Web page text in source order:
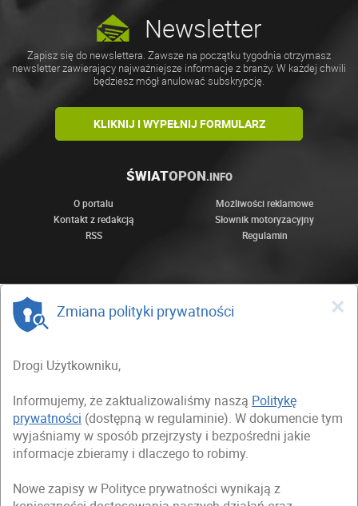
Newsletter
Zapisz się do newslettera. Zawsze na początku tygodnia otrzymasz
newsletter zawierający najważniejsze informacje z branży. W każdej chwili
będziesz mógł anulować subskrypcję.
KLIKNIJ I WYPEŁNIJ FORMULARZ
ŚWIATOPON.INFO
O portalu
Możliwości reklamowe
Kontakt z redakcją
Słownik motoryzacyjny
RSS
Regulamin
×
Zmiana polityki prywatności
Drogi Użytkowniku,
Informujemy, że zaktualizowaliśmy naszą Politykę
prywatności (dostępną w regulaminie). W dokumencie tym
wyjaśniamy w sposób przejrzysty i bezpośredni jakie
informacje zbieramy i dlaczego to robimy.
Nowe zapisy w Polityce prywatności wynikają z